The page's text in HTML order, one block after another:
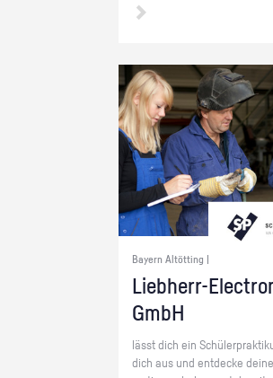
Bayern Altötting |
Lieb­herr-
GmbH
lässt dich ein
dich aus und ent­de­cke